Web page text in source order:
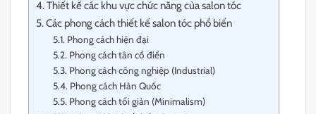
Thiết kế các khu vực chức năng của salon tóc
Các phong cách thiết kế salon tóc phổ biến
Phong cách hiện đại
Phong cách tân cổ điển
Phong cách công nghiệp (Industrial)
Phong cách Hàn Quốc
Phong cách tối giản (Minimalism)